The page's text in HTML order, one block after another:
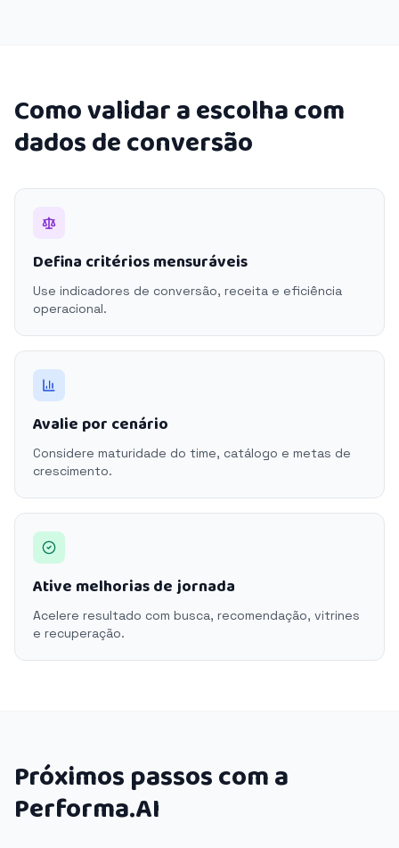
Como validar a escolha com
dados de conversão
Defina critérios mensuráveis
Use indicadores de conversão, receita e eficiência
operacional.
Avalie por cenário
Considere maturidade do time, catálogo e metas de
crescimento.
Ative melhorias de jornada
Acelere resultado com busca, recomendação, vitrines
e recuperação.
Próximos passos com a
Performa.AI